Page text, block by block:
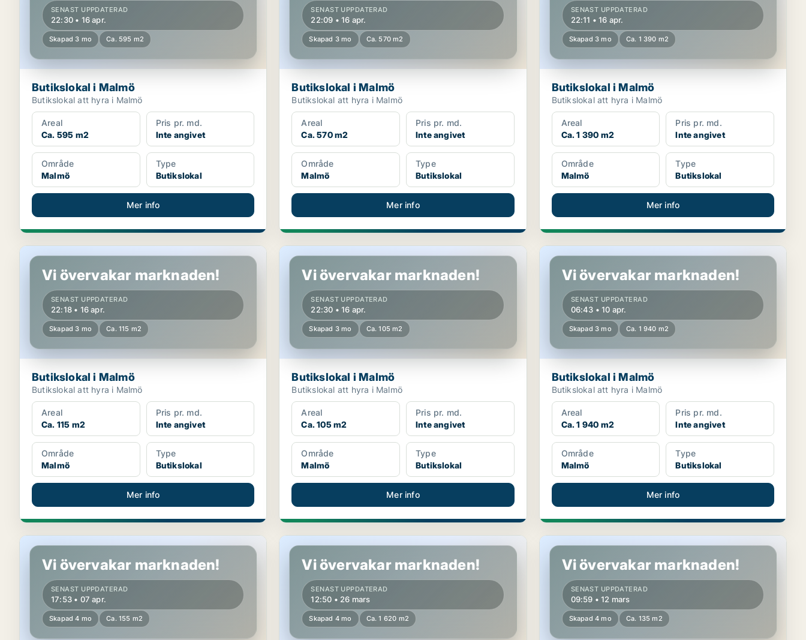
SENAST UPPDATERAD
22:30 • 16 apr.
Skapad 3 mo Ca. 595 m2
Butikslokal i Malmö
Butikslokal att hyra i Malmö
Areal
Ca. 595 m2
Pris pr. md.
Inte angivet
Område
Malmö
Type
Butikslokal
Mer info
SENAST UPPDATERAD
22:09 • 16 apr.
Skapad 3 mo Ca. 570 m2
Butikslokal i Malmö
Butikslokal att hyra i Malmö
Areal
Ca. 570 m2
Pris pr. md.
Inte angivet
Område
Malmö
Type
Butikslokal
Mer info
SENAST UPPDATERAD
22:11 • 16 apr.
Skapad 3 mo Ca. 1 390 m2
Butikslokal i Malmö
Butikslokal att hyra i Malmö
Areal
Ca. 1 390 m2
Pris pr. md.
Inte angivet
Område
Malmö
Type
Butikslokal
Mer info
Butikslokal i Malmö
Vi övervakar marknaden!
SENAST UPPDATERAD
22:18 • 16 apr.
Skapad 3 mo Ca. 115 m2
Butikslokal i Malmö
Butikslokal att hyra i Malmö
Areal
Ca. 115 m2
Pris pr. md.
Inte angivet
Område
Malmö
Type
Butikslokal
Mer info
Butikslokal i Malmö
Vi övervakar marknaden!
SENAST UPPDATERAD
22:30 • 16 apr.
Skapad 3 mo Ca. 105 m2
Butikslokal i Malmö
Butikslokal att hyra i Malmö
Areal
Ca. 105 m2
Pris pr. md.
Inte angivet
Område
Malmö
Type
Butikslokal
Mer info
Butikslokal i Malmö
Vi övervakar marknaden!
SENAST UPPDATERAD
06:43 • 10 apr.
Skapad 3 mo Ca. 1 940 m2
Butikslokal i Malmö
Butikslokal att hyra i Malmö
Areal
Ca. 1 940 m2
Pris pr. md.
Inte angivet
Område
Malmö
Type
Butikslokal
Mer info
Butikslokal i Malmö
Vi övervakar marknaden!
SENAST UPPDATERAD
17:53 • 07 apr.
Skapad 4 mo Ca. 155 m2
Butikslokal i Malmö
Vi övervakar marknaden!
SENAST UPPDATERAD
12:50 • 26 mars
Skapad 4 mo Ca. 1 620 m2
Butikslokal i Malmö
Vi övervakar marknaden!
SENAST UPPDATERAD
09:59 • 12 mars
Skapad 4 mo Ca. 135 m2